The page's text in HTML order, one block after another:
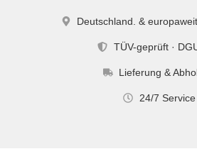
Deutschland. &
TÜV-geprüft ·
Lieferung &
24/7 Service